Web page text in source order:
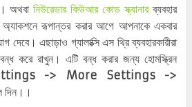
অথবানিউরেডার কিউআর কোড স্ক্যানারব্যবহার
রূপান্তর করার আগে আপনাকে একবার
এছাড়াও গ্যালাক্সি এস থ্রি ব্যবহারকারীরা
করে রাখুন। এটি বন্ধ করার জন্য হোমস্ক্রিন
-> More Settings ->
দিন।।